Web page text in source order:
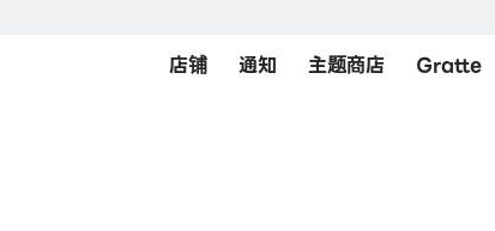
店铺 通知 主题商店 Gratte